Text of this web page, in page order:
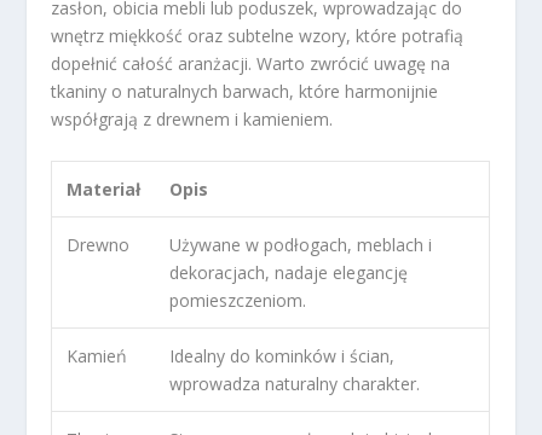
zasłon, obicia mebli lub poduszek, wprowadzając do
wnętrz miękkość oraz subtelne wzory, które potrafią
dopełnić całość aranżacji. Warto zwrócić uwagę na
tkaniny o naturalnych barwach, które harmonijnie
współgrają z drewnem i kamieniem.
Materiał Opis
Drewno
Używane w podłogach, meblach i
dekoracjach, nadaje elegancję
pomieszczeniom.
Kamień
Idealny do kominków i ścian,
wprowadza naturalny charakter.